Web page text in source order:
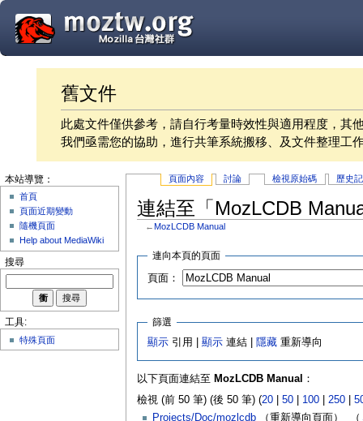
舊文件
此處文件僅供參考，請自行考量時效性與適用程度，其
我們亟需您的協助，進行共筆系統搬移、及文件整理工
頁面內容 討論 檢視原始碼 歷史
連結至「MozLCDB
← MozLCDB Manual
連向本頁的頁面
頁面：
篩選
顯示 引用 |顯示 連結 | 隱藏 重新導向
以下頁面連結至 MozLCDB Manual ：
檢視 (前 50 筆) (後 50 筆) (20| 50| 100| 250|
Projects/Doc/mozlcdb（重新導向頁面） ‎ （
本站導覽：
首頁
頁面近期變動
隨機頁面
Help about MediaWiki
搜尋
工具:
特殊頁面